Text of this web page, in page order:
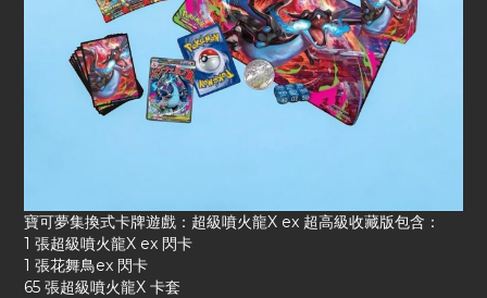
寶可夢集換式卡牌遊戲：超級噴火龍X ex 超高級收藏版包含：
1 張超級噴火龍X ex 閃卡
1 張花舞鳥ex 閃卡
65 張超級噴火龍X 卡套